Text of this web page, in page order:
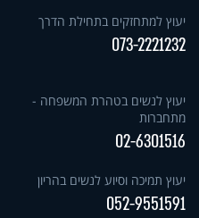
יעוץ למתחזקים בתחילת הדרך
073-2221232
יעוץ לנשים בטהרת המשפחה -
מתחברות
02-6301516
יעוץ תמיכה וסיוע לנשים בהריון
052-9551591